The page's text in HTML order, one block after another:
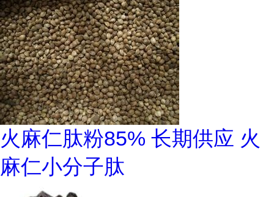
火麻仁肽粉85% 长期供应 火
麻仁小分子肽